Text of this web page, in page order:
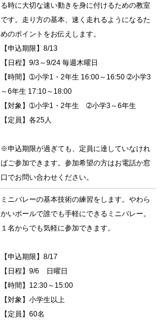
る時に大切な速い動きを身に付けるための教室
です。走り方の基本、速く走れるようになるた
めのポイントをお伝えします。
【申込期限】8/13
【日程】9/3～9/24 毎週木曜日
【時間】➀小学1・2年生 16:00～16:50 ➁小学3
～6年生 17:10～18:00
【対象】➀小学1・2年生 ➁小学3～6年生
【定員】各25人
※申込期限が過ぎても、定員に達していなけれ
ばご参加できます。参加希望の方はお電話か窓
口でお問い合わせください。
ミニバレーの基本技術の練習をします。やわら
かいボールで誰でも手軽にできるミニバレー。
１名からでも気軽に参加できます。
【申込期限】8/17
【日程】9/6 日曜日
【時間】12:30～15:00
【対象】小学生以上
【定員】60名